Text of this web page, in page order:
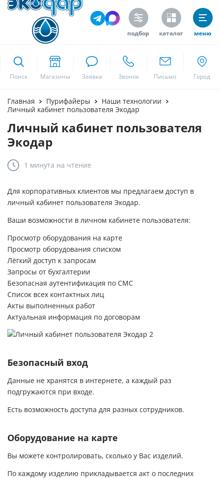
подбор каталог меню
Поиск
Москва
Главная Пурифайеры
Наши технологии
Личный кабинет пользователя Экодар
Личный кабинет пользователя
Экодар
1 минута на чтение
Для корпоративных клиентов мы предлагаем доступ в
личный кабинет пользователя Экодар.
Ваши возможности в личном кабинете пользователя:
Просмотр оборудования на карте
Просмотр оборудования списком
Лёгкий доступ к запросам
Запросы от бухгалтерии
Безопасная аутентификация по СМС
Список всех контактных лиц
Акты выполненных работ
Актуальная информация по договорам
Безопасный вход
Данные не хранятся в интернете, а каждый раз
подгружаются при входе.
Есть возможность доступа для разных сотрудников.
Оборудование на карте
Вы можете контролировать, сколько у Вас изделий.
По каждому изделию прикладывается акт о последних